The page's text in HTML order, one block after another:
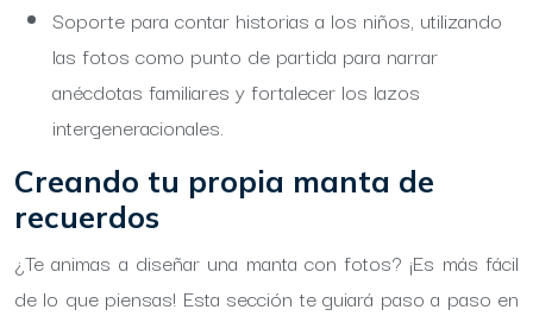
Soporte para contar historias a los niños, utilizando
las fotos como punto de partida para narrar
anécdotas familiares y fortalecer los lazos
intergeneracionales.
Creando tu propia manta de
recuerdos
¿Te animas a diseñar una manta con fotos? ¡Es más fácil
de lo que piensas! Esta sección te guiará paso a paso en